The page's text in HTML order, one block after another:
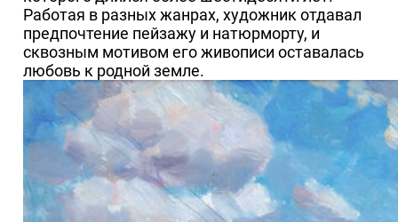
Работая в разных жанрах, художник отдавал
предпочтение пейзажу и натюрморту, и
сквозным мотивом его живописи оставалась
любовь к родной земле.